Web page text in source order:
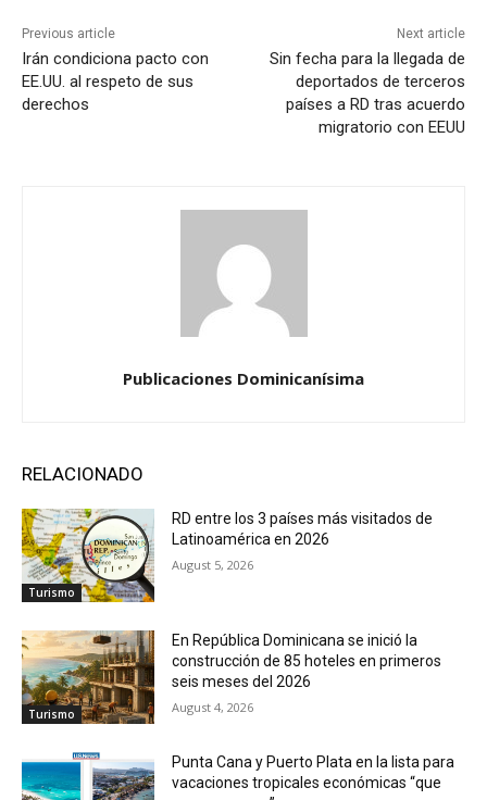
Previous article
Irán condiciona pacto con
EE.UU. al respeto de sus
derechos
Next article
Sin fecha para la llegada de
deportados de terceros
países a RD tras acuerdo
migratorio con EEUU
Publicaciones Dominicanísima
RELACIONADO
Turismo
RD entre los 3 países más visitados de
Latinoamérica en 2026
August 5, 2026
Turismo
En República Dominicana se inició la
construcción de 85 hoteles en primeros
seis meses del 2026
August 4, 2026
Punta Cana y Puerto Plata en la lista para
vacaciones tropicales económicas “que